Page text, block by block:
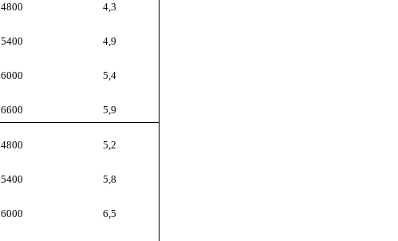
4800 4,3
5400 4,9
6000 5,4
6600 5,9
4800 5,2
5400 5,8
6000 6,5